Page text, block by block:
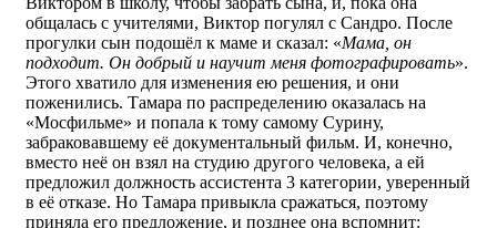
общалась с учителями, Виктор погулял с Сандро. После
прогулки сын подошёл к маме и сказал: «Мама, он
подходит. Он добрый и научит меня фотографировать».
Этого хватило для изменения ею решения, и они
поженились. Тамара по распределению оказалась на
«Мосфильме» и попала к тому самому Сурину,
забраковавшему её документальный фильм. И, конечно,
вместо неё он взял на студию другого человека, а ей
предложил должность ассистента 3 категории, уверенный
в её отказе. Но Тамара привыкла сражаться, поэтому
приняла его предложение, и позднее она вспомнит: